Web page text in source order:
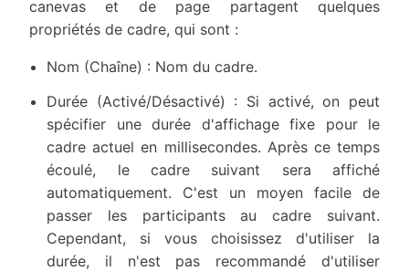
canevas et de page partagent quelques
propriétés de cadre, qui sont :
Nom (Chaîne) : Nom du cadre.
Durée (Activé/Désactivé) : Si activé, on peut
spécifier une durée d'affichage fixe pour le
cadre actuel en millisecondes. Après ce temps
écoulé, le cadre suivant sera affiché
automatiquement. C'est un moyen facile de
passer les participants au cadre suivant.
Cependant, si vous choisissez d'utiliser la
durée, il n'est pas recommandé d'utiliser